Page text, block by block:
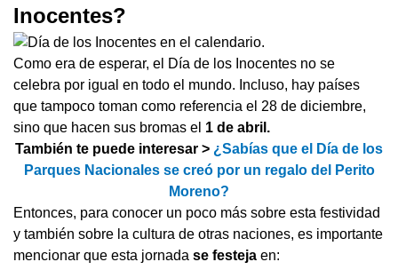
Inocentes?
Como era de esperar, el Día de los Inocentes no se
celebra por igual en todo el mundo. Incluso, hay países
que tampoco toman como referencia el 28 de diciembre,
sino que hacen sus bromas el 1 de abril.
También te puede interesar > ¿Sabías que el Día de los
Parques Nacionales se creó por un regalo del Perito
Moreno?
Entonces, para conocer un poco más sobre esta festividad
y también sobre la cultura de otras naciones, es importante
mencionar que esta jornada se festeja en: